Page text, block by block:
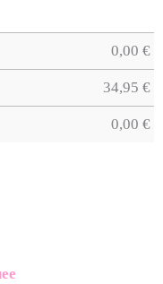
0,00 €
34,95 €
0,00 €